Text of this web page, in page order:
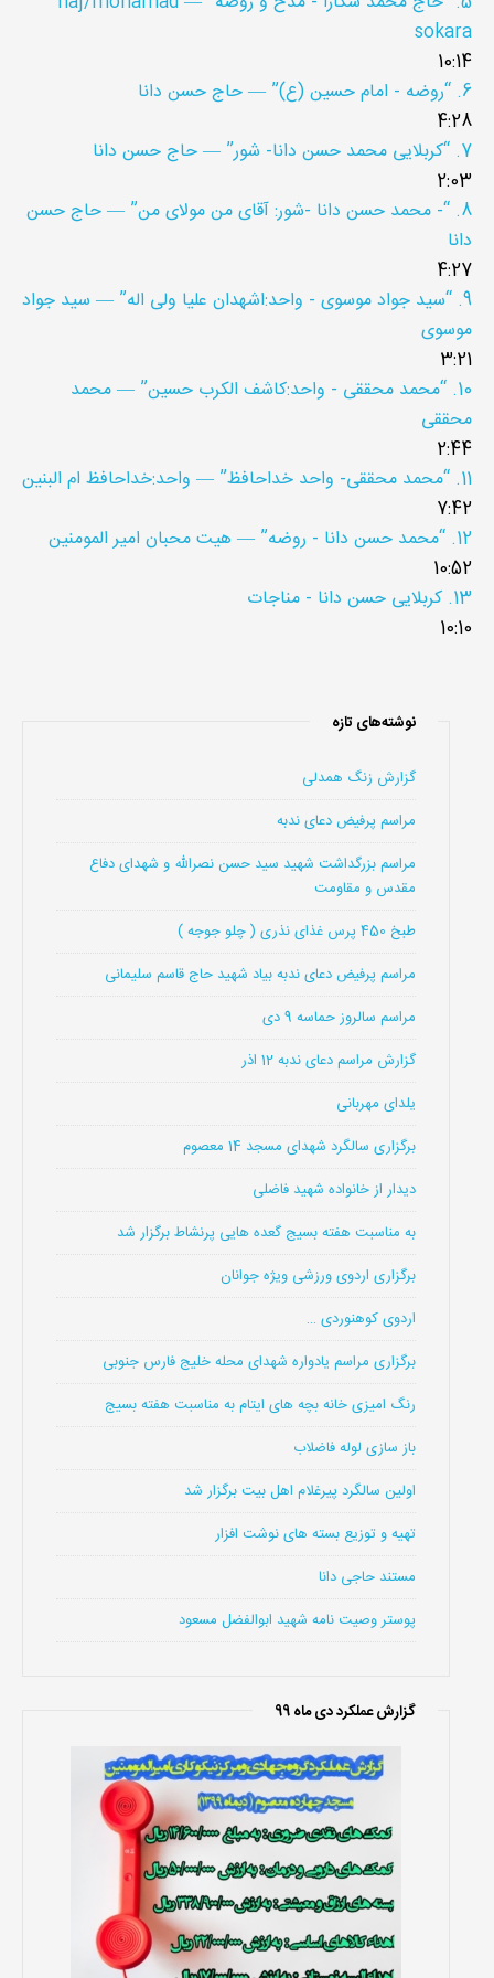
sokara
10:14
6. “روضه - امام حسین (ع)” — حاج حسن دانا
4:28
7. “کربلایی محمد حسن دانا- شور” — حاج حسن دانا
2:03
8. “- محمد حسن دانا -شور: آقای من مولای من” — حاج حسن
دانا
4:27
9. “سید جواد موسوی - واحد:اشهدان علیا ولی اله” — سید جواد
موسوی
3:21
10. “محمد محققی - واحد:کاشف الکرب حسین” — محمد
محققی
2:44
11. “محمد محققی- واحد خداحافظ” — واحد:خداحافظ ام البنین
7:42
12. “محمد حسن دانا - روضه” — هیت محبان امیر المومنین
10:52
13. کربلایی حسن دانا - مناجات
10:10
نوشته‌های تازه
گزارش زنگ همدلی
مراسم پرفیض دعای ندبه
مراسم بزرگداشت شهید سید حسن نصرالله و شهدای دفاع
مقدس و مقاومت
طبخ 450 پرس غذای نذری ( چلو جوجه )
مراسم پرفیض دعای ندبه بیاد شهید حاج قاسم سلیمانی
مراسم سالروز حماسه 9 دی
گزارش مراسم دعای ندبه 12 اذر
یلدای مهربانی
برگزاری سالگرد شهدای مسجد 14 معصوم
دیدار از خانواده شهید فاضلی
به مناسبت هفته بسیج گعده هایی پرنشاط برگزار شد
برگزاری اردوی ورزشی ویژه جوانان
اردوی کوهنوردی …
برگزاری مراسم یادواره شهدای محله خلیج فارس جنوبی
رنگ امیزی خانه بچه های ایتام به مناسبت هفته بسیج
باز سازی لوله فاضلاب
اولین سالگرد پیرغلام اهل بیت برگزار شد
تهیه و توزیع بسته های نوشت افزار
مستند حاجی دانا
پوستر وصیت نامه شهید ابوالفضل مسعود
گزارش عملکرد دی ماه 99